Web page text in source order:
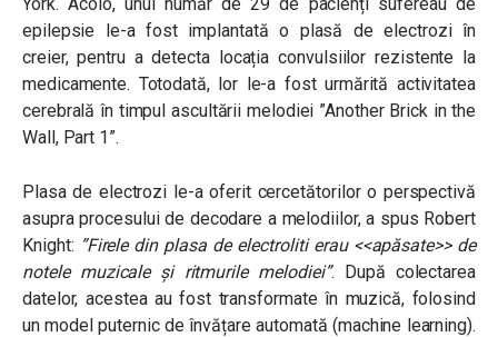
epilepsie le-a fost implantată o plasă de electrozi în
creier, pentru a detecta locația convulsiilor rezistente la
medicamente. Totodată, lor le-a fost urmărită activitatea
cerebrală în timpul ascultării melodiei ”Another Brick in the
Wall, Part 1”.
Plasa de electrozi le-a oferit cercetătorilor o perspectivă
asupra procesului de decodare a melodiilor, a spus Robert
Knight: ”Firele din plasa de electroliti erau <<apăsate>> de
notele muzicale și ritmurile melodiei”. După colectarea
datelor, acestea au fost transformate în muzică, folosind
un model puternic de învățare automată (machine learning).